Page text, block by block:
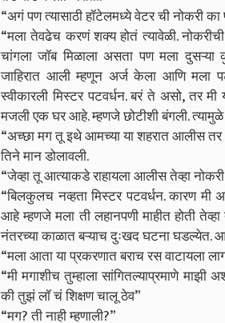
“अगं पण त्यासाठी हॉटेलमध्ये वेटर ची नोकरी
“मला तेवढेच करणं शक्य होतं त्यावेळी.
चांगला जॉब मिळाला असता पण मला
जाहिरात आली म्हणून अर्ज केला आणि मला
स्वीकारली मिस्टर पटवर्धन. बरं ते असो, तर मी
मजली एक घर आहे. म्हणजे छोटीशी बंगली.
“अच्छा मग तू इथे आमच्या या शहरात आलीस तर !
तिने मान डोलावली.
“जेव्हा तू आत्याकडे राहायला आलीस तेव्हा
“बिलकुलच नव्हता मिस्टर पटवर्धन. कारण
आहे म्हणजे मला ती लहानपणी माहीत होती
नंतरच्या काळात बऱ्याच दुःखद घटना घडल्येत.
“मला आता या प्रकरणात बराच रस वाटायला
“मी मगाशीच तुम्हाला सांगितल्याप्रमाणे
की तुझं लॉ चं शिक्षण चालू ठेव”
“मग? ती नाही म्हणाली?”